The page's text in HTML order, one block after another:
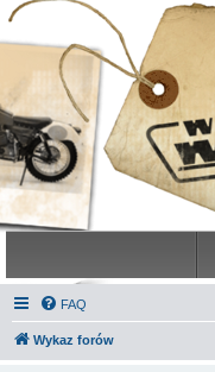
FAQ
Wykaz forów